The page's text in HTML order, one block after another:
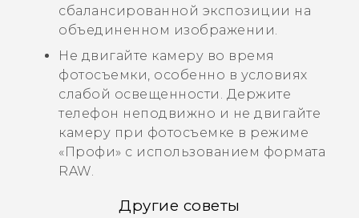
сбалансированной экспозиции на
объединенном изображении.
Не двигайте камеру во время
фотосъемки, особенно в условиях
слабой освещенности. Держите
телефон неподвижно и не двигайте
камеру при фотосъемке в режиме
«Профи» с использованием формата
RAW.
Другие советы